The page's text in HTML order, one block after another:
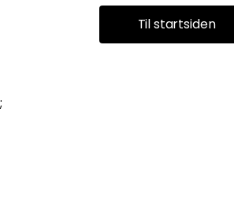
Til startsiden
;